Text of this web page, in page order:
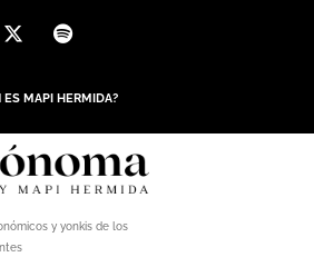
ES MAPI HERMIDA?
y yonkis de los